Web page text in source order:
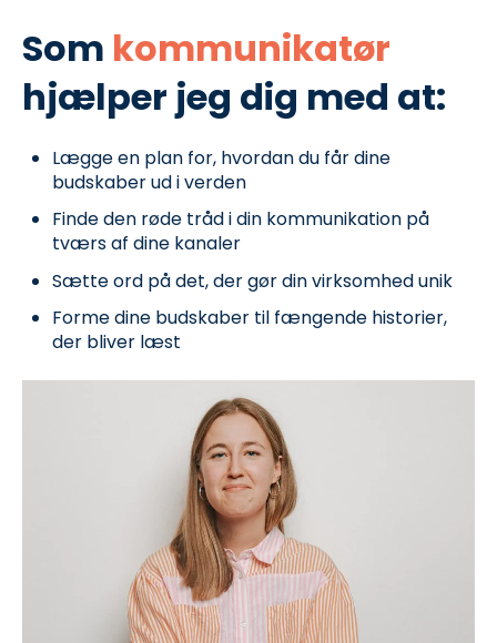
Som kommunikatør
hjælper jeg dig med at:
Lægge en plan for, hvordan du får dine
budskaber ud i verden
Finde den røde tråd i din kommunikation på
tværs af dine kanaler
Sætte ord på det, der gør din virksomhed unik
Forme dine budskaber til fængende historier,
der bliver læst